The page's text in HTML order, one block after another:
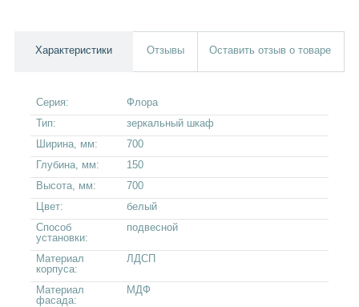
Характеристики Отзывы Оставить отзыв о товаре
Серия:
Флора
Тип:
зеркальный шкаф
Ширина, мм:
700
Глубина, мм:
150
Высота, мм:
700
Цвет:
белый
Способ
установки:
подвесной
Материал
корпуса:
ЛДСП
Материал
фасада:
МДФ